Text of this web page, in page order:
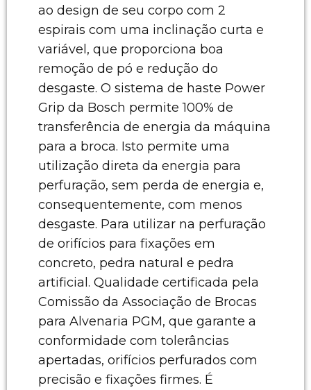
ao design de seu corpo com 2
espirais com uma inclinação curta e
variável, que proporciona boa
remoção de pó e redução do
desgaste. O sistema de haste Power
Grip da Bosch permite 100% de
transferência de energia da máquina
para a broca. Isto permite uma
utilização direta da energia para
perfuração, sem perda de energia e,
consequentemente, com menos
desgaste. Para utilizar na perfuração
de orifícios para fixações em
concreto, pedra natural e pedra
artificial. Qualidade certificada pela
Comissão da Associação de Brocas
para Alvenaria PGM, que garante a
conformidade com tolerâncias
apertadas, orifícios perfurados com
precisão e fixações firmes. É